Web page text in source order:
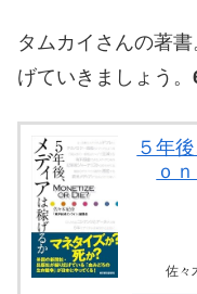
タムカイさんの著
げていきましょう。
５年
ｏ
佐々